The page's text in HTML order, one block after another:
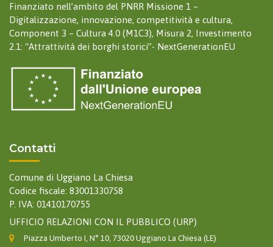
Finanziato nell’ambito del PNRR Missione 1 –
Digitalizzazione, innovazione, competitività e cultura,
Component 3 – Cultura 4.0 (M1C3), Misura 2, Investimento
2.1: “Attrattività dei borghi storici”- NextGenerationEU
Contatti
Comune di Uggiano La Chiesa
Codice fiscale: 83001330758
P. IVA: 01410170755
UFFICIO RELAZIONI CON IL PUBBLICO (URP)
Piazza Umberto I, N° 10, 73020 Uggiano La Chiesa (LE)